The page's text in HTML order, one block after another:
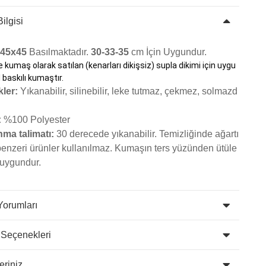
45x45 Basılmaktadır. 30-33-35 cm İçin Uygundur.
kumaş olarak satılan (kenarları dikişsiz) supla dikimi için uygu
kumaştır.
Yıkanabilir, silinebilir, leke tutmaz, çekmez, solmazd
%100 Polyester
talimatı: 30 derecede yıkanabilir. Temizliğinde ağartı
ürünler kullanılmaz. Kumaşın ters yüzünden ütüle